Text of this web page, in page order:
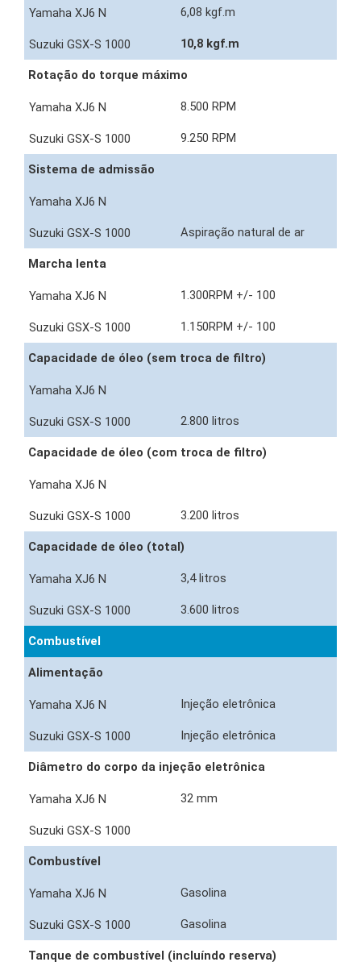
6,08 kgf.m
10,8 kgf.m
Rotação do torque máximo
8.500 RPM
9.250 RPM
Sistema de admissão
Aspiração natural de ar
Marcha lenta
1.300RPM +/- 100
1.150RPM +/- 100
Capacidade de óleo (sem troca de filtro)
2.800 litros
Capacidade de óleo (com troca de filtro)
3.200 litros
Capacidade de óleo (total)
3,4 litros
3.600 litros
Combustível
Alimentação
Injeção eletrônica
Injeção eletrônica
Diâmetro do corpo da injeção eletrônica
32 mm
Combustível
Gasolina
Gasolina
Tanque de combustível (incluíndo reserva)